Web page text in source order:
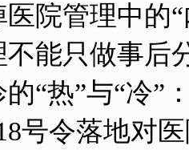
院管理中的
不能只做事后
“热”与“冷”
号令落地对